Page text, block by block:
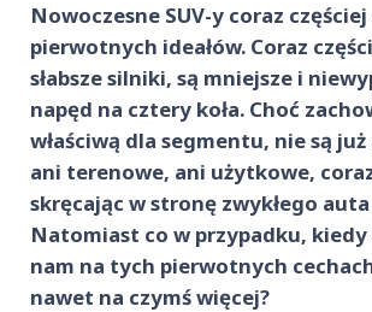
Nowoczesne SUV-y coraz
pierwotnych ideałów. Coraz
słabsze silniki, są mniejsze i
napęd na cztery koła. Choć
właściwą dla segmentu, nie są
ani terenowe, ani użytkowe,
skręcając w stronę zwykłego
Natomiast co w przypadku, kiedy
nam na tych pierwotnych
nawet na czymś więcej?